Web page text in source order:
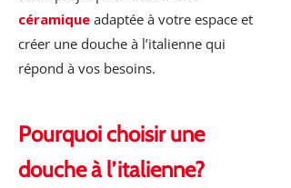
céramique adaptée à votre espace et
créer une douche à l’italienne qui
répond à vos besoins.
Pourquoi choisir une
douche à l’italienne?